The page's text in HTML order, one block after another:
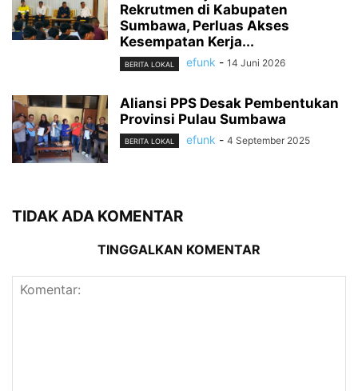
Rekrutmen di Kabupaten
Sumbawa, Perluas Akses
Kesempatan Kerja...
BERITA LOKAL efunk - 14 Juni 2026
Aliansi PPS Desak Pembentukan
Provinsi Pulau Sumbawa
BERITA LOKAL efunk - 4 September 2025
TIDAK ADA KOMENTAR
TINGGALKAN KOMENTAR